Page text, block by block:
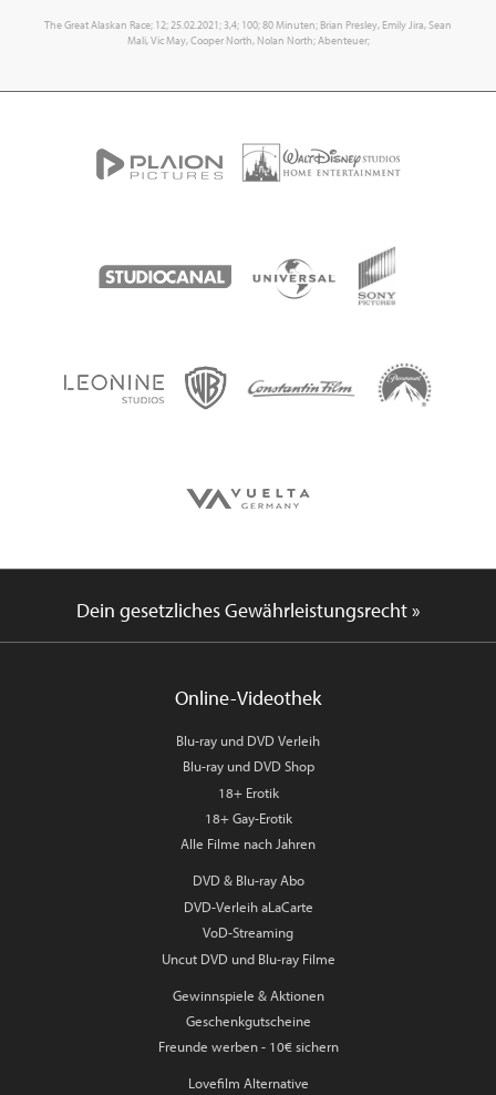
The Great Alaskan Race; 12; 25.02.2021; 3,4; 100; 80 Minuten; Brian Presley, Emily Jira, Sean
Mali, Vic May, Cooper North, Nolan North; Abenteuer;
Dein gesetzliches Gewährleistungsrecht »
Online-Videothek
Blu-ray und DVD Verleih
Blu-ray und DVD Shop
18+ Erotik
18+ Gay-Erotik
Alle Filme nach Jahren
DVD & Blu-ray Abo
DVD-Verleih aLaCarte
VoD-Streaming
Uncut DVD und Blu-ray Filme
Gewinnspiele & Aktionen
Geschenkgutscheine
Freunde werben - 10€ sichern
Lovefilm Alternative